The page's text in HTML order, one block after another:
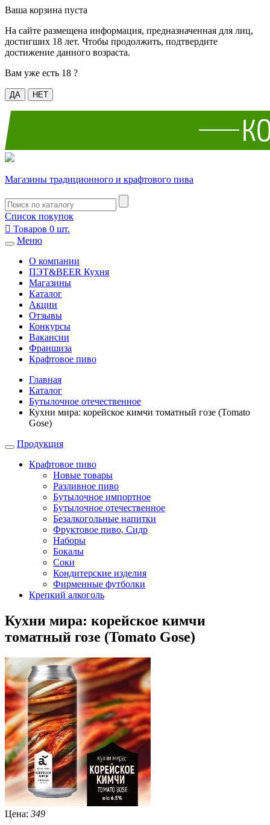
Ваша корзина пуста
На сайте размещена информация, предназначенная для лиц,
достигших 18 лет. Чтобы продолжить, подтвердите
достижение данного возраста.
Вам уже есть 18 ?
ДА НЕТ
Магазины традиционного и крафтового пива
Список покупок
 Товаров 0 шт.
Меню
О компании
ПЭТ&BEER Кухня
Магазины
Каталог
Акции
Отзывы
Конкурсы
Вакансии
Франшиза
Крафтовое пиво
Главная
Каталог
Бутылочное отечественное
Кухни мира: корейское кимчи томатный гозе (Tomato
Gose)
Продукция
Крафтовое пиво
Новые товары
Разливное пиво
Бутылочное импортное
Бутылочное отечественное
Безалкогольные напитки
Фруктовое пиво, Сидр
Наборы
Бокалы
Соки
Кондитерские изделия
Фирменные футболки
Крепкий алкоголь
Кухни мира: корейское кимчи
томатный гозе (Tomato Gose)
Цена: 349